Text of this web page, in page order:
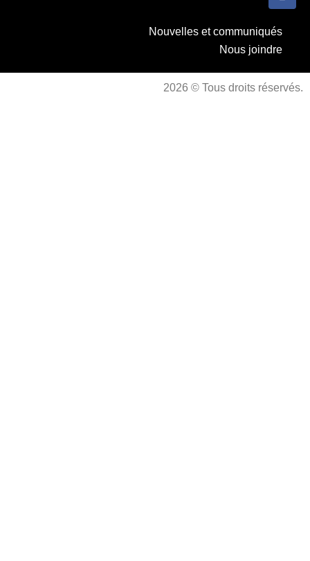
Nouvelles et communiqués
Nous joindre
2026 © Tous droits réservés.